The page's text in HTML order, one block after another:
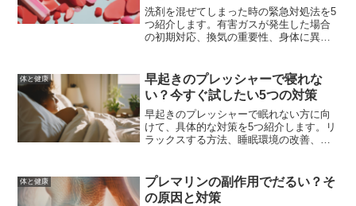
洗剤を混ぜてしまった時の緊急対処法を5
つ紹介します。有害ガスが発生した場合
の初期対応、換気の重要性、身体に異常
す。
体と健康
早起きのプレッシャーで寝れな
い？今すぐ試したい5つの対策
早起きのプレッシャーで眠れない方に向
けて、具体的な対策を5つ紹介します。リ
ラックスする方法、睡眠環境の改善、ス
適な睡眠を得るための方法を提案しま
す。
体と健康
プレマリンの副作用でだるい？そ
の原因と対策